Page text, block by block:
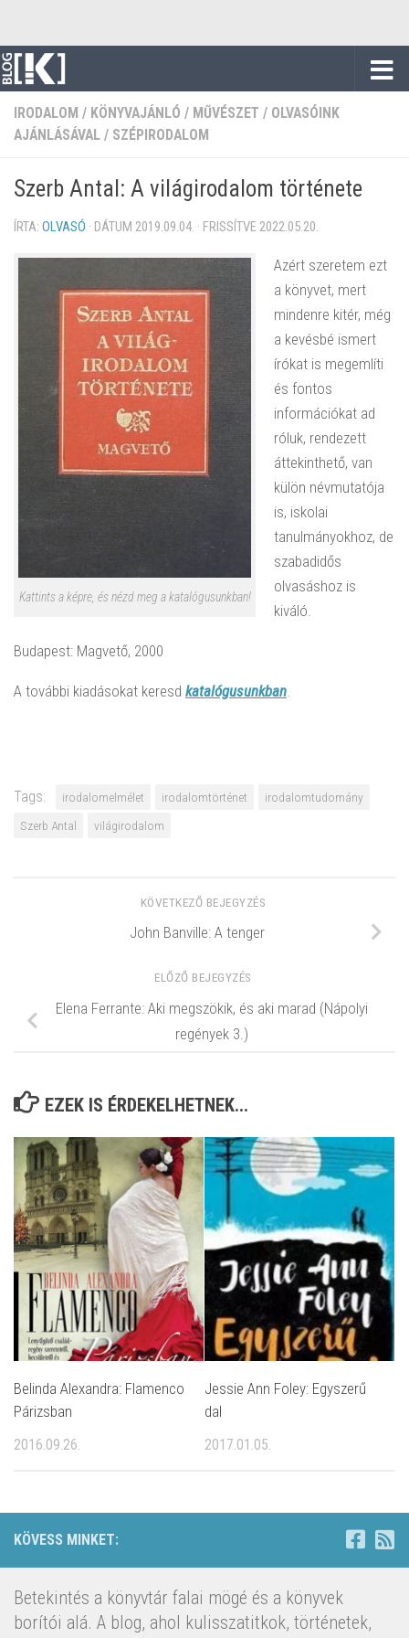
IRODALOM / KÖNYVAJÁNLÓ / MŰVÉSZET / OLVASÓINK
AJÁNLÁSÁVAL / SZÉPIRODALOM
Szerb Antal: A világirodalom története
ÍRTA: OLVASÓ · DÁTUM 2019.09.04. · FRISSÍTVE 2022.05.20.
Kattints a képre, és nézd meg a katalógusunkban!
Azért szeretem ezt
a könyvet, mert
mindenre kitér, még
a kevésbé ismert
írókat is megemlíti
és fontos
információkat ad
róluk, rendezett
áttekinthető, van
külön névmutatója
is, iskolai
tanulmányokhoz, de
szabadidős
olvasáshoz is
kiváló.
Budapest: Magvető, 2000
A további kiadásokat keresd katalógusunkban
Tags: irodalomelmélet irodalomtörténet
irodalomtudomány
Szerb Antal
világirodalom
KÖVETKEZŐ BEJEGYZÉS
John Banville: A ​tenger
ELŐZŐ BEJEGYZÉS
Elena Ferrante: Aki megszökik, és aki marad (Nápolyi
regények 3.)
EZEK IS ÉRDEKELHETNEK...
Belinda Alexandra: Flamenco
Párizsban
2016.09.26.
Jessie Ann Foley: Egyszerű
dal
2017.01.05.
KÖVESS MINKET:
Betekintés a könyvtár falai mögé és a könyvek
borítói alá. A blog, ahol kulisszatitkok, történetek,